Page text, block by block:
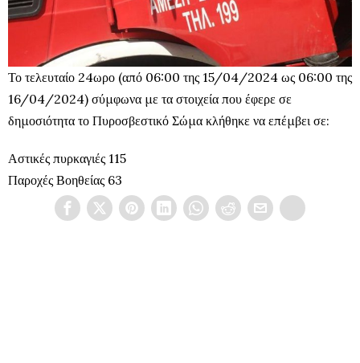
Το τελευταίο 24ωρο (από 06:00 της 15/04/2024 ως 06:00 της
16/04/2024) σύμφωνα με τα στοιχεία που έφερε σε
δημοσιότητα το Πυροσβεστικό Σώμα κλήθηκε να επέμβει σε:
Αστικές πυρκαγιές 115
Παροχές Βοηθείας 63